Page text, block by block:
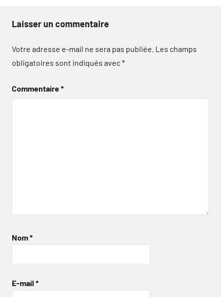
Laisser un commentaire
Votre adresse e-mail ne sera pas publiée. Les champs
obligatoires sont indiqués avec*
Commentaire*
Nom*
E-mail *